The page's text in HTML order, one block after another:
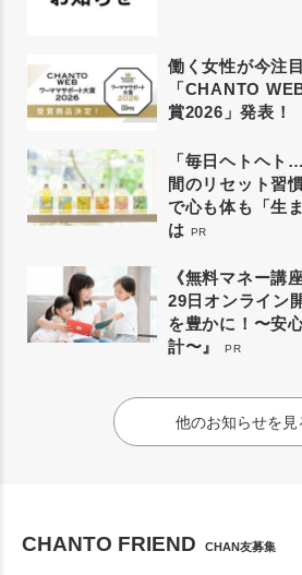
働く女性が今注
「CHANTO
賞2026」発表！
「毎日ヘトヘト
間のリセット習
で心も体も「生
は
PR
《無料マネー講
29日オンライン
を豊かに！〜安
計〜』
PR
他のお知らせを見
CHANTO FRIEND CHAN友募集